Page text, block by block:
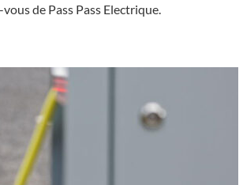
de Pass Pass Electrique.